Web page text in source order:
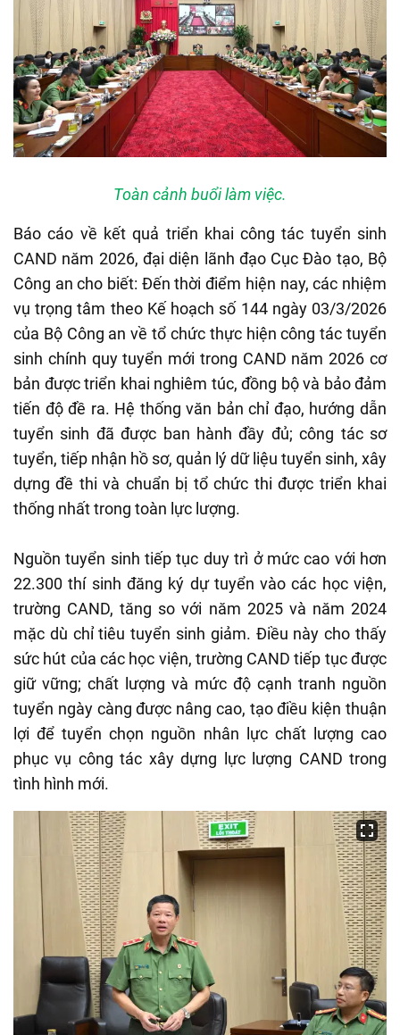
Toàn cảnh buổi làm việc.
Báo cáo về kết quả triển khai công tác tuyển sinh
CAND năm 2026, đại diện lãnh đạo Cục Đào tạo, Bộ
Công an cho biết: Đến thời điểm hiện nay, các nhiệm
vụ trọng tâm theo Kế hoạch số 144 ngày 03/3/2026
của Bộ Công an về tổ chức thực hiện công tác tuyển
sinh chính quy tuyển mới trong CAND năm 2026 cơ
bản được triển khai nghiêm túc, đồng bộ và bảo đảm
tiến độ đề ra. Hệ thống văn bản chỉ đạo, hướng dẫn
tuyển sinh đã được ban hành đầy đủ; công tác sơ
tuyển, tiếp nhận hồ sơ, quản lý dữ liệu tuyển sinh, xây
dựng đề thi và chuẩn bị tổ chức thi được triển khai
thống nhất trong toàn lực lượng.
Nguồn tuyển sinh tiếp tục duy trì ở mức cao với hơn
22.300 thí sinh đăng ký dự tuyển vào các học viện,
trường CAND, tăng so với năm 2025 và năm 2024
mặc dù chỉ tiêu tuyển sinh giảm. Điều này cho thấy
sức hút của các học viện, trường CAND tiếp tục được
giữ vững; chất lượng và mức độ cạnh tranh nguồn
tuyển ngày càng được nâng cao, tạo điều kiện thuận
lợi để tuyển chọn nguồn nhân lực chất lượng cao
phục vụ công tác xây dựng lực lượng CAND trong
tình hình mới.